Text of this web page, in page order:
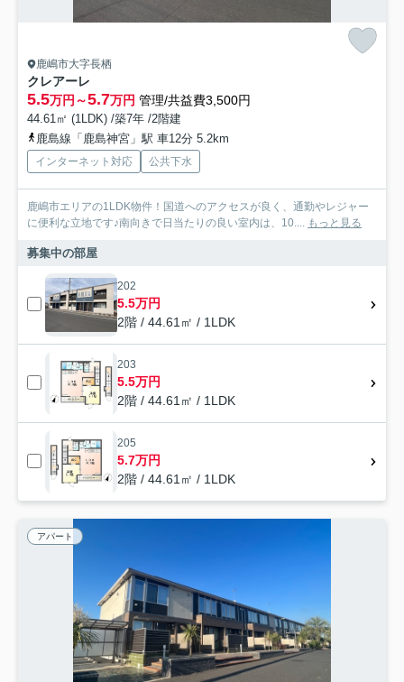
鹿嶋市大字長栖
クレアーレ
5.5万円～5.7万円 管理/共益費3,500円
44.61㎡ (1LDK) /築7年 /2階建
鹿島線「鹿島神宮」駅 車12分 5.2km
インターネット対応 公共下水
鹿嶋市エリアの1LDK物件！国道へのアクセスが良く、通勤やレジャー
に便利な立地です♪南向きで日当たりの良い室内は、10....
もっと見る
募集中の部屋
202
5.5万円
2階 / 44.61㎡ / 1LDK
203
5.5万円
2階 / 44.61㎡ / 1LDK
205
5.7万円
2階 / 44.61㎡ / 1LDK
アパート